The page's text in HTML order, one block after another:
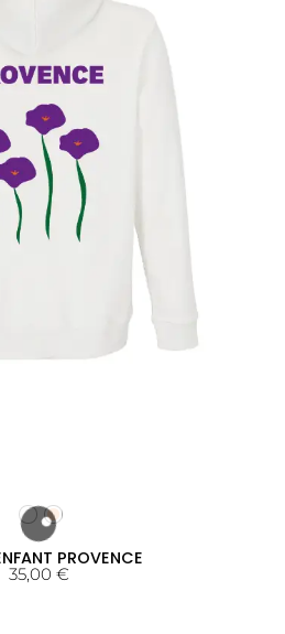
PROVENCE
35,00 €